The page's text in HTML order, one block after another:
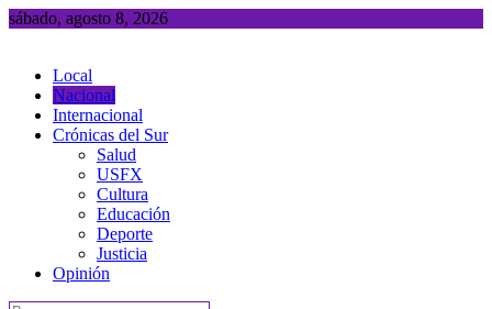
Saltar
sábado, agosto 8, 2026
Local
Nacional
Internacional
Crónicas del Sur
Salud
USFX
Cultura
Educación
Deporte
Justicia
Opinión